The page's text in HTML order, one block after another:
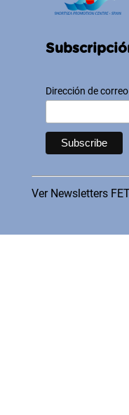
Dirección de
Ver Newsletters